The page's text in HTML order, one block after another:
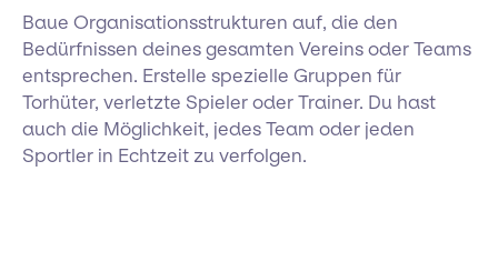
Baue Organisationsstrukturen auf, die den
Bedürfnissen deines gesamten Vereins oder Teams
entsprechen. Erstelle spezielle Gruppen für
Torhüter, verletzte Spieler oder Trainer. Du hast
auch die Möglichkeit, jedes Team oder jeden
Sportler in Echtzeit zu verfolgen.